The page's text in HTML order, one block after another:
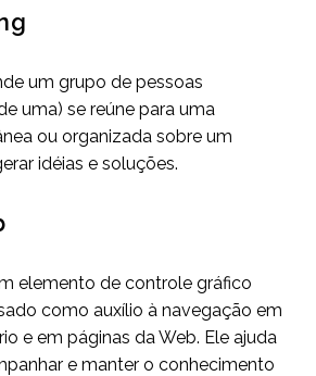
um grupo de pessoas
uma) se reúne para uma
ou organizada sobre um
idéias e soluções.
elemento de controle gráfico
como auxílio à navegação em
e em páginas da Web. Ele ajuda
e manter o conhecimento